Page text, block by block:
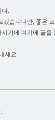
다.
겠습니다만, 좋은
기에 여기에 글을
세요.